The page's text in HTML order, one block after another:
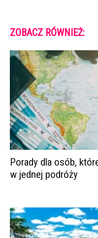
ZOBACZ RÓWNIEŻ:
Porady dla osób,
w jednej podróży